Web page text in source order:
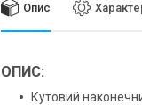
Опис
ОПИС:
Кутовий